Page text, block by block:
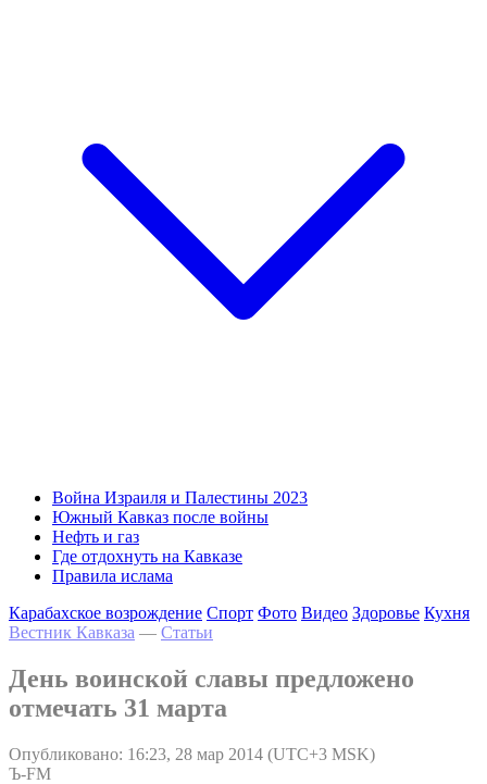
Война Израиля и Палестины 2023
Южный Кавказ после войны
Нефть и газ
Где отдохнуть на Кавказе
Правила ислама
Карабахское возрождение Спорт Фото Видео Здоровье Кухня
Вестник Кавказа — Статьи
День воинской славы предложено
отмечать 31 марта
Опубликовано: 16:23, 28 мар 2014 (UTC+3 MSK)
Ъ-FM